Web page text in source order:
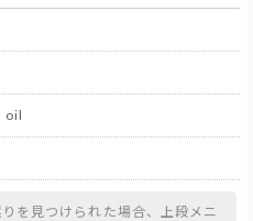
oil
を見つけられた場合、上段メニ